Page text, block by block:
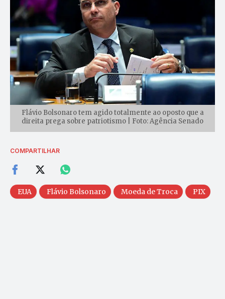
Flávio Bolsonaro tem agido totalmente ao oposto que a
direita prega sobre patriotismo | Foto: Agência Senado
COMPARTILHAR
EUA Flávio Bolsonaro Moeda de Troca PIX